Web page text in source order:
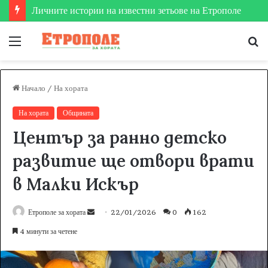
Етрополе затвърди мястото си на футболната карта
Меню
Начало / На хората
На хората Общината
Център за ранно детско
развитие ще отвори врати
в Малки Искър
Етрополе за хората
d
22/01/2026 0 162
4 минути за четене